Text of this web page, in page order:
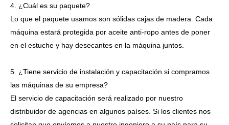
4. ¿Cuál es su paquete?
Lo que el paquete usamos son sólidas cajas de madera. Cada
máquina estará protegida por aceite anti-ropo antes de poner
en el estuche y hay desecantes en la máquina juntos.
5. ¿Tiene servicio de instalación y capacitación si compramos
las máquinas de su empresa?
El servicio de capacitación será realizado por nuestro
distribuidor de agencias en algunos países. Si los clientes nos